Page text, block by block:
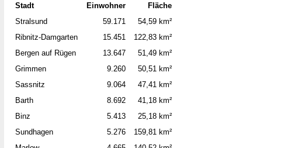
Stadt Einwohner
Fläche
Stralsund
59.171
54,59 km²
Ribnitz-Damgarten
15.451
122,83 km²
Bergen auf Rügen
13.647
51,49 km²
Grimmen
9.260
50,51 km²
Sassnitz
9.064
47,41 km²
Barth
8.692
41,18 km²
Binz
5.413
25,18 km²
Sundhagen
5.276
159,81 km²